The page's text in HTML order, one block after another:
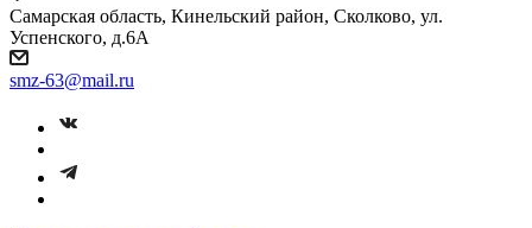
Самарская область, Кинельский район, Сколково, ул.
Успенского, д.6А
smz-63@mail.ru